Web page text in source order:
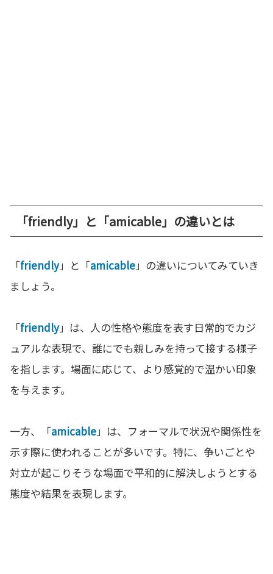
「friendly」と「amicable」の違いとは
「friendly」と「amicable」の違いについてみていき
ましょう。
「friendly」は、人の性格や態度を表す日常的でカジ
ュアルな表現で、誰にでも親しみを持って接する様子
を指します。場面に応じて、より感覚的で温かい印象
を与えます。
一方、「amicable」は、フォーマルで状況や関係性を
示す際に使われることが多いです。特に、争いごとや
対立が起こりそうな場面で平和的に解決しようとする
態度や結果を表現します。